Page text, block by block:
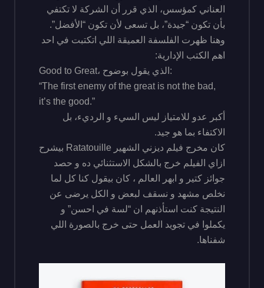
العناني كمؤسس، الذي قرر أن الشركة لا تكتفي
بأن تكون “جيدة”، بل تسعى لأن تكون “الأفضل”.
وهنا ظهرت الفلسفة العميقة اللي اتكتبت في احد
اهم الكتب الإدارية:
Good to Great، الذي يقول بوضوح:
“The first enemy of the great is not the bad,
it’s the good.”
أكبر عدو للامتياز ليس السيء و الرديء، بل
الاكتفاء بما هو جيد.
كان مخرج فيلم ديزني الشهير Ratatouille بيشرح
ازاي الفيلم خرج بالشكل الاستثنائي ده و حصد
جوائز كتير و ابهر العالم ، كان بيقول كنا كل لما
نخلص مشهد و نسقف لبعض و الكل يرضى عن
النتيجة كنت استأذنهم ان “لسة في احسن” و
يكملوا في تجويد العمل حتى خرج بالصورة اللي
شفناها.